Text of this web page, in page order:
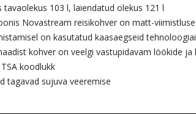
tavaolekus 103 l, laiendatud olekus 121 l
Novastream reisikohver on matt-
on kasutatud kaasaegseid
kohver on veelgi vastupidavam löökide ja
koodlukk
tagavad sujuva veeremise